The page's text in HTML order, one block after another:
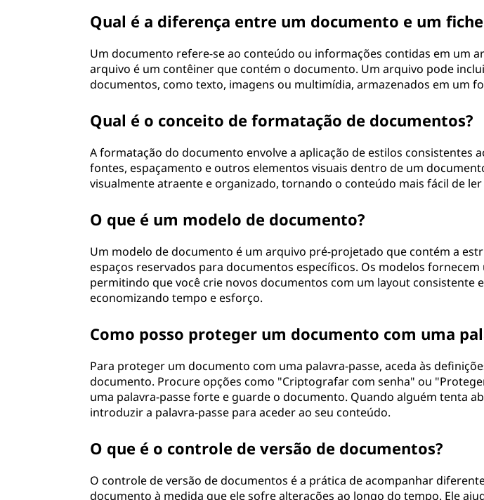
Qual é a diferença entre um documento e um
Um documento refere-se ao conteúdo ou informações contidas em um
arquivo é um contêiner que contém o documento. Um arquivo pode
documentos, como texto, imagens ou multimídia, armazenados em um
Qual é o conceito de formatação de documentos?
A formatação do documento envolve a aplicação de estilos consistentes
fontes, espaçamento e outros elementos visuais dentro de um
visualmente atraente e organizado, tornando o conteúdo mais fácil de ler
O que é um modelo de documento?
Um modelo de documento é um arquivo pré-projetado que contém a
espaços reservados para documentos específicos. Os modelos
permitindo que você crie novos documentos com um layout consistente
economizando tempo e esforço.
Como posso proteger um documento com uma
Para proteger um documento com uma palavra-passe, aceda às
documento. Procure opções como "Criptografar com senha" ou
uma palavra-passe forte e guarde o documento. Quando alguém tenta
introduzir a palavra-passe para aceder ao seu conteúdo.
O que é o controle de versão de documentos?
O controle de versão de documentos é a prática de acompanhar
documento à medida que ele sofre alterações ao longo do tempo. Ele